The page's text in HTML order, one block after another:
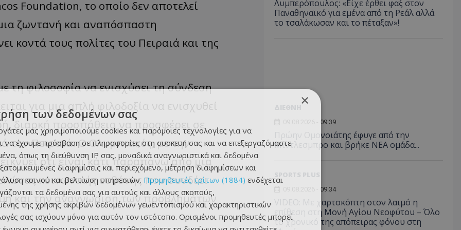
Foundation, το οποίο δεν αποτελεί
ζωντανή και αναπόσπαστη
κοντά τους πολίτες του Πειραιά και της
τη φιλοσοφία να ενισχύσει τη σύνδεση
για μια απλή φιλοδοξία να ενισχυθεί
διαρκή προσπάθεια να προσφέρει σε
τον Πειραιά. Ο Ολυμπιακός, με την
ότι είναι κάτι παραπάνω από μια
κοινωνικής ευθύνης που συνδέει
και την αναγνώριση των προβλημάτων
Λυμπερόπουλος: «Είχε έρθει φαξ στον
Παναθηναϊκό για εμένα από τη Ρεάλ αλλά
το τσαλάκωσαν και το πέταξαν»!
09.08.2026 - 09:39
Πρώην Ομονοιάτης έφυγε από την
Μίντλεσμπρο και βρήκε ΝΕΑ ομάδα...
09.08.2026 - 09:34
VIDEO: Με χαρτοκόπτη στον λαιμό η
επίθεση στη Μονή Αγίου Νεοφύτου – Όλο
το χρονικό της απόπειρας φόνου στη
×
των δεδομένων σας
μας χρησιμοποιούμε cookies και παρόμοιες τεχνολογίες για να
να έχουμε πρόσβαση σε πληροφορίες στη συσκευή σας και να επεξεργαζόμαστε
όπως τη διεύθυνση IP σας, μοναδικά αναγνωριστικά και δεδομένα
διαφημίσεις και περιεχόμενο, μέτρηση διαφημίσεων και
κοινού και βελτίωση υπηρεσιών. Προμηθευτές τρίτων (1884) ενδέχεται
τα δεδομένα σας για αυτούς και άλλους σκοπούς,
της χρήσης ακριβών δεδομένων γεωεντοπισμού και χαρακτηριστικών
σας ισχύουν μόνο για αυτόν τον ιστότοπο. Ορισμένοι προμηθευτές μπορεί